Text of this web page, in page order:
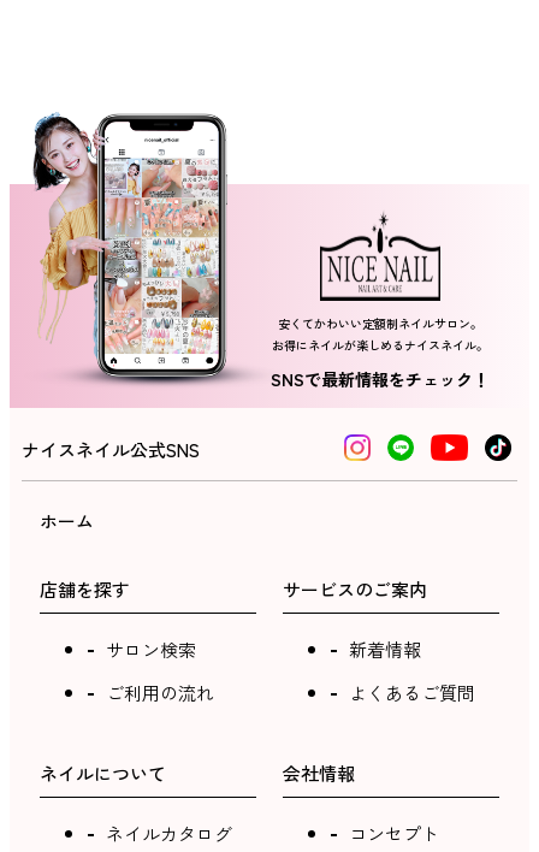
安くてかわいい定額制ネイルサロン。
お得にネイルが楽しめるナイスネイル。
SNSで最新情報をチェック！
ナイスネイル公式SNS
ホーム
店舗を探す
サロン検索
ご利用の流れ
サービスのご案内
新着情報
よくあるご質問
ネイルについて
ネイルカタログ
会社情報
コンセプト